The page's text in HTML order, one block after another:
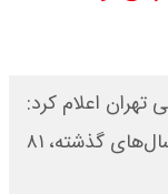
خودرو امروز
۱۷ مرداد ۱۴۰۵ / قیمت دنا چند ؟
اعلام کرد:
از ۱۲۹ ساختمان بحرانی شناسایی‌شده در سال‌های گذشته، ۸۱